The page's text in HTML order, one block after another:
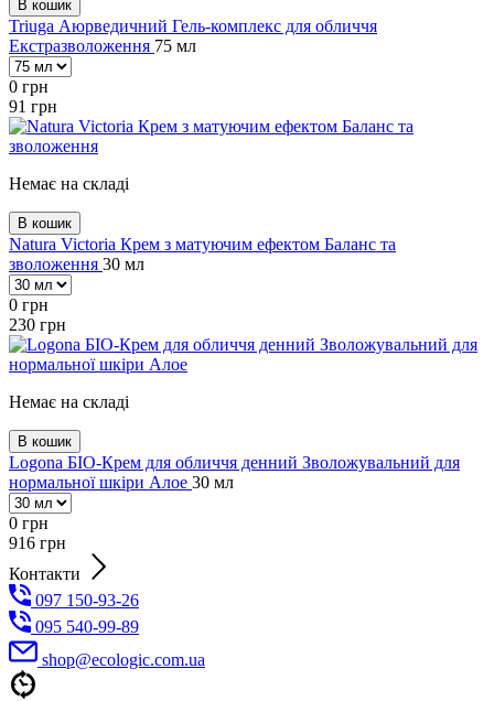
В кошик
Triuga Аюрведичний Гель-комплекс для обличчя
Екстразволоження 75 мл
0 грн
91 грн
Немає на складі
В кошик
Natura Victoria Крем з матуючим ефектом Баланс та
зволоження 30 мл
0 грн
230 грн
Немає на складі
В кошик
Logona БІО-Крем для обличчя денний Зволожувальний для
нормальної шкіри Алое 30 мл
0 грн
916 грн
Контакти
097 150-93-26
095 540-99-89
shoр@ecologic.com.ua